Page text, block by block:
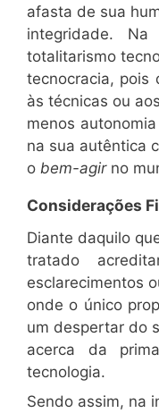
afasta de sua
integridade.
totalitarismo
tecnocracia, pois
às técnicas ou
menos
na sua autêntica
o bem-agir no
Considerações
Diante daquilo
tratado
esclarecimentos
onde o único
um despertar do
acerca da
tecnologia.
Sendo assim, na